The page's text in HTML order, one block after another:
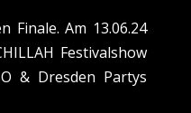
Am 13.06.24
Festivalshow
& Dresden Partys